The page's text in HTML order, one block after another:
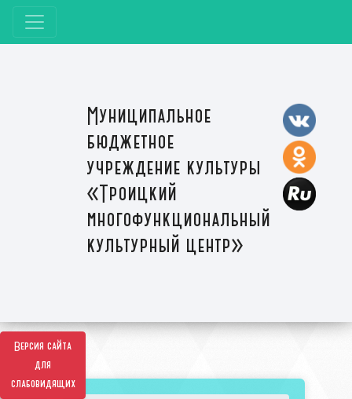
Версия сайта
для
слабовидящих
Муниципальное
бюджетное
учреждение культуры
«Троицкий
многофункциональный
культурный центр»